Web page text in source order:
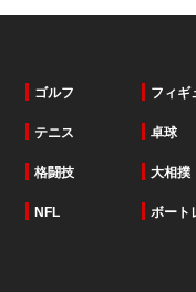
ゴルフ フィギ
テニス 卓球
格闘技 大相撲
NFL ボート